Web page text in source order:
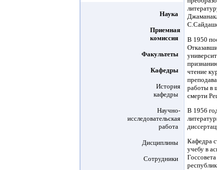
Наука
Приемная
комиссия
Факультеты
Кафедры
История
кафедры
Научно-
исследовательская
работа
Дисциплины
Сотрудники
В 1950
чтение
работы в
смерти
В 1956
Кафедра
учебу в